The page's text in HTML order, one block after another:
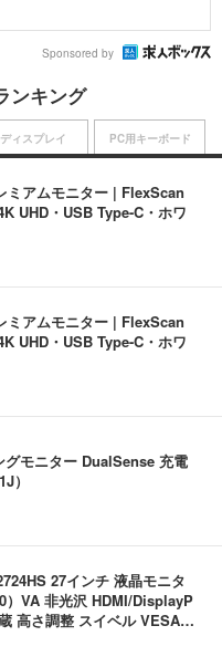
Sponsored by
ンキング
ミアムモニター | FlexScan
UHD・USB Type-C・ホワ
ミアムモニター | FlexScan
UHD・USB Type-C・ホワ
グモニター DualSense 充電
）
27インチ 液晶モニタ
）VA 非光沢 HDMI/DisplayP
高さ調整 スイベル VESA対
ディスプレイ PC用キーボード